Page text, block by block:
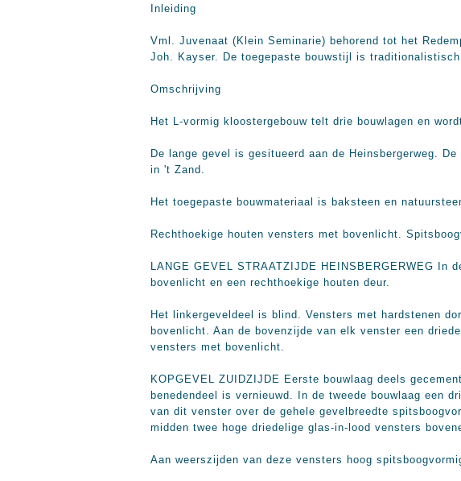
Inleiding
Vml. Juvenaat (Klein Seminarie) behorend tot het
Joh. Kayser. De toegepaste bouwstijl is
Omschrijving
Het L-vormig kloostergebouw telt drie bouwlagen en
De lange gevel is gesitueerd aan de Heinsbergerweg.
in 't Zand.
Het toegepaste bouwmateriaal is baksteen en
Rechthoekige houten vensters met bovenlicht.
LANGE GEVEL STRAATZIJDE HEINSBERGERWEG
bovenlicht en een rechthoekige houten deur.
Het linkergeveldeel is blind. Vensters met hardstenen
bovenlicht. Aan de bovenzijde van elk venster een
vensters met bovenlicht.
KOPGEVEL ZUIDZIJDE Eerste bouwlaag deels
benedendeel is vernieuwd. In de tweede bouwlaag een
van dit venster over de gehele gevelbreedte
midden twee hoge driedelige glas-in-lood vensters
Aan weerszijden van deze vensters hoog